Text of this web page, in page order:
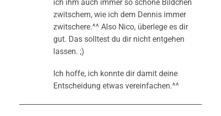
ich ihm auch immer so schöne Bildchen
zwitschern, wie ich dem Dennis immer
zwitschere.^^ Also Nico, überlege es dir
gut. Das solltest du dir nicht entgehen
lassen. ;)
Ich hoffe, ich konnte dir damit deine
Entscheidung etwas vereinfachen.^^